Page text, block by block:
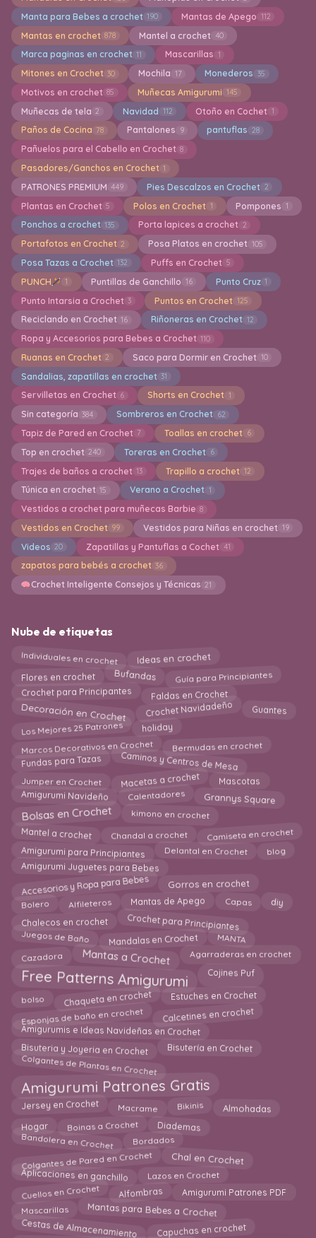
Manta para Bebes a crochet 190 Mantas de Apego 112
Mantas en crochet 878 Mantel a crochet 40
Marca paginas en crochet 11 Mascarillas 1
Mitones en Crochet 30 Mochila 17 Monederos 35
Motivos en crochet 85 Muñecas Amigurumi 145
Muñecas de tela 2 Navidad 112 Otoño en Cochet 1
Paños de Cocina 78 Pantalones 9 pantuflas 28
Pañuelos para el Cabello en Crochet 8
Pasadores/Ganchos en Crochet 1
PATRONES PREMIUM 449 Pies Descalzos en Crochet 2
Plantas en Crochet 5 Polos en Crochet 1 Pompones 1
Ponchos a crochet 135 Porta lapices a crochet 2
Portafotos en Crochet 2 Posa Platos en crochet 105
Posa Tazas a Crochet 132 Puffs en Crochet 5
PUNCH 1 Puntillas de Ganchillo 16 Punto Cruz 1
Punto Intarsia a Crochet 3 Puntos en Crochet 125
Reciclando en Crochet 16 Riñoneras en Crochet 12
Ropa y Accesorios para Bebes a Crochet 110
Ruanas en Crochet 2 Saco para Dormir en Crochet 10
Sandalias, zapatillas en crochet 31
Servilletas en Crochet 6 Shorts en Crochet 1
Sin categoría 384 Sombreros en Crochet 62
Tapiz de Pared en Crochet 7 Toallas en crochet 6
Top en crochet 240 Toreras en Crochet 6
Trajes de baños a crochet 13 Trapillo a crochet 12
Túnica en crochet 15 Verano a Crochet 1
Vestidos a crochet para muñecas Barbie 8
Vestidos en Crochet 99 Vestidos para Niñas en crochet 19
Videos 20 Zapatillas y Pantuflas a Cochet 41
zapatos para bebés a crochet 36
Crochet Inteligente Consejos y Técnicas 21
Nube de etiquetas
Individuales en crochet Ideas en crochet
Flores en crochet Bufandas Guía para Principiantes
Crochet para Principantes Faldas en Crochet
Decoración en Crochet Crochet Navidadeño Guantes
Los Mejores 25 Patrones holiday
Marcos Decorativos en Crochet Bermudas en crochet
Fundas para Tazas Caminos y Centros de Mesa
Jumper en Crochet Macetas a crochet Mascotas
Amigurumi Navideño Calentadores Grannys Square
Bolsas en Crochet kimono en crochet
Mantel a crochet Chandal a crochet Camiseta en crochet
Amigurumi para Principiantes Delantal en Crochet blog
Amigurumi Juguetes para Bebes
Accesorios y Ropa para Bebes Gorros en crochet
Bolero Alfileteros Mantas de Apego Capas diy
Chalecos en crochet Crochet para Principiantes
Juegos de Baño Mandalas en Crochet MANTA
Cazadora Mantas a Crochet Agarraderas en crochet
Free Patterns Amigurumi Cojines Puf
bolso Chaqueta en crochet Estuches en Crochet
Esponjas de baño en crochet Calcetines en crochet
Amigurumis e Ideas Navideñas en Crochet
Bisuteria y Joyeria en Crochet Bisutería en Crochet
Colgantes de Plantas en Crochet
Amigurumi Patrones Gratis
Jersey en Crochet Macrame Bikinis Almohadas
Hogar Boinas a Crochet Diademas
Bandolera en Crochet Bordados
Colgantes de Pared en Crochet Chal en Crochet
Aplicaciones en ganchillo Lazos en Crochet
Cuellos en Crochet Alfombras Amigurumi Patrones PDF
Mascarillas Mantas para Bebes a Crochet
Cestas de Almacenamiento Capuchas en crochet